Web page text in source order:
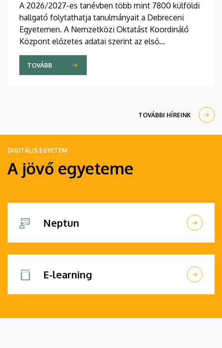
A 2026/2027-es tanévben több mint 7800 külföldi
hallgató folytathatja tanulmányait a Debreceni
Egyetemen. A Nemzetközi Oktatást Koordináló
Központ előzetes adatai szerint az első
évfolyamokon és az előkészítő kurzusokon több
mint 2300 fiatal kezdi meg tanulmányait
szeptemberben, egy részük a Stipendium
TOVÁBB
TOVÁBBI HÍREINK
DIGITÁLIS EGYETEM
A jövő egyeteme
Neptun
E-learning